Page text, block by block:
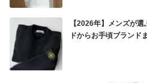
【2026年】メンズが
ドからお手頃ブランド